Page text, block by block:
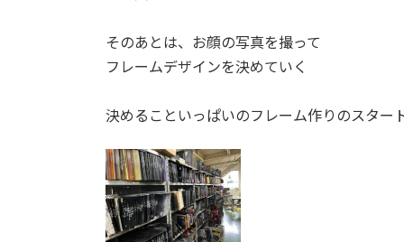
そのあとは、お顔の写真を撮って
フレームデザインを決めていく
決めることいっぱいのフレーム作りのスター